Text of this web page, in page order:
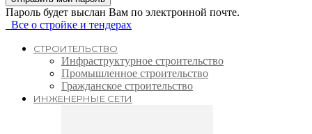
Пароль будет выслан Вам по электронной почте.
Все о стройке и тендерах
СТРОИТЕЛЬСТВО
Инфраструктурное строительство
Промышленное строительство
Гражданское строительство
ИНЖЕНЕРНЫЕ СЕТИ